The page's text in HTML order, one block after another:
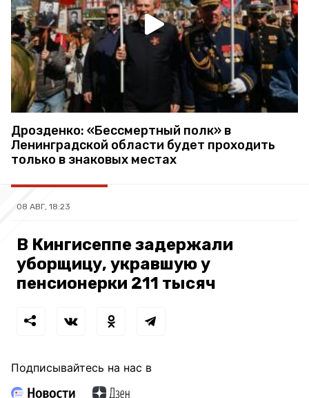
Дрозденко: «Бессмертный полк» в
Ленинградской области будет проходить
только в знаковых местах
08 АВГ, 18:23
В Кингисеппе задержали
уборщицу, укравшую у
пенсионерки 211 тысяч
Подписывайтесь на нас в